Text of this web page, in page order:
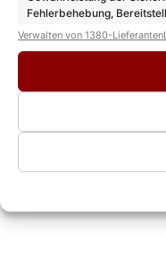
Fehlerbehebung,
Entscheidungen zum
Verwalten von 1380-Lieferanten